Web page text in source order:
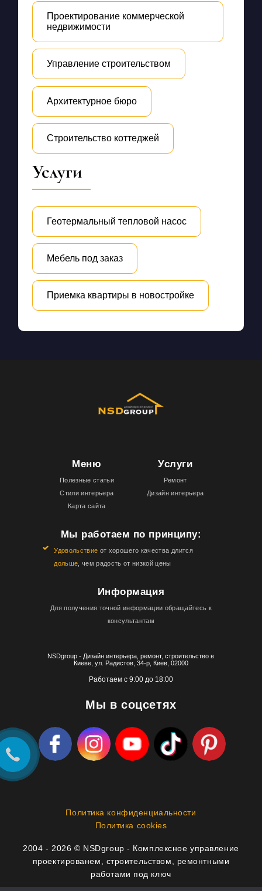
Проектирование коммерческой
недвижимости
Управление строительством
Архитектурное бюро
Строительство коттеджей
Услуги
Геотермальный тепловой насос
Мебель под заказ
Приемка квартиры в новостройке
NSDgroup - Дизайн интерьера, ремонт, строительство в
Киеве, ул. Радистов, 34-р, Киев, 02000
Работаем с 9:00 до 18:00
Мы в соцсетях
Меню
Полезные статьи
Стили интерьера
Карта сайта
Услуги
Ремонт
Дизайн интерьера
Мы работаем по принципу:
Удовольствие от хорошего качества длится
дольше, чем радость от низкой цены
Информация
Для получения точной информации обращайтесь к
консультантам
Политика конфиденциальности
Политика cookies
2004 - 2026 © NSDgroup - Комплексное управление
проектированем, строительством, ремонтными
работами под ключ